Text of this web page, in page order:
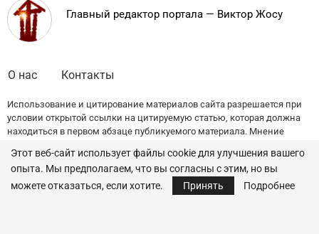
Главный редактор портала — Виктор Жосу
О нас Контакты
Использование и цитирование материалов сайта разрешается при
условии открытой ссылки на цитируемую статью, которая должна
находиться в первом абзаце публикуемого материала. Мнение
© 2022 — All Rights Reserved. Traditia.md
Этот веб-сайт использует файлы cookie для улучшения вашего
опыта. Мы предполагаем, что вы согласны с этим, но вы
можете отказаться, если хотите.
Принять Подробнее